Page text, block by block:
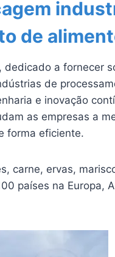
de
a fornecer
de
e inovação
as empresas a
forma eficiente.
carne, ervas,
países na Europa,